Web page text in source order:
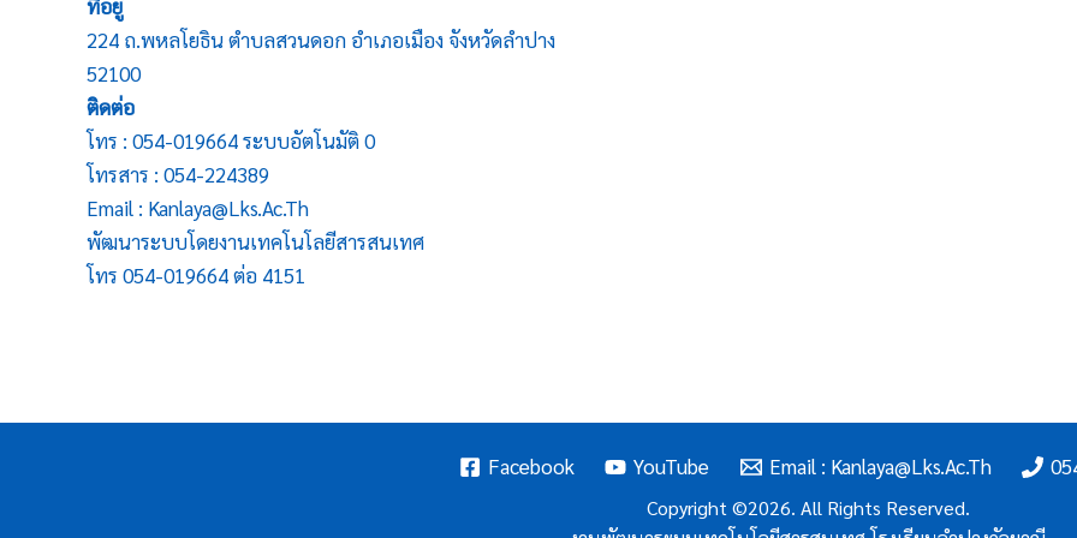
ที่อยู่
224 ถ.พหลโยธิน ตำบลสวนดอก อำเภอเมือง จังหวัดลำปาง
52100
ติดต่อ
โทร : 054-019664 ระบบอัตโนมัติ 0
โทรสาร : 054-224389
Email : Kanlaya@lks.ac.th
พัฒนาระบบโดยงานเทคโนโลยีสารสนเทศ
โทร 054-019664 ต่อ 4151
Facebook YouTube Email : Kanlaya@lks.ac.th
Copyright ©2026. All Rights Reserved.